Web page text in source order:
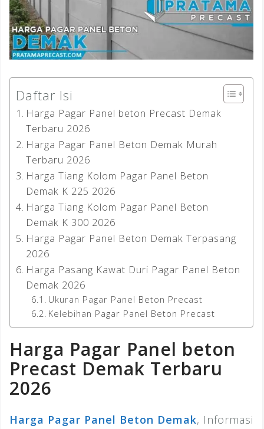
Daftar Isi
Harga Pagar Panel beton Precast Demak
Terbaru 2026
Harga Pagar Panel Beton Demak Murah
Terbaru 2026
Harga Tiang Kolom Pagar Panel Beton
Demak K 225 2026
Harga Tiang Kolom Pagar Panel Beton
Demak K 300 2026
Harga Pagar Panel Beton Demak Terpasang
2026
Harga Pasang Kawat Duri Pagar Panel Beton
Demak 2026
Ukuran Pagar Panel Beton Precast
Kelebihan Pagar Panel Beton Precast
Harga Pagar Panel beton
Precast Demak Terbaru
2026
Harga Pagar Panel Beton Demak, Informasi